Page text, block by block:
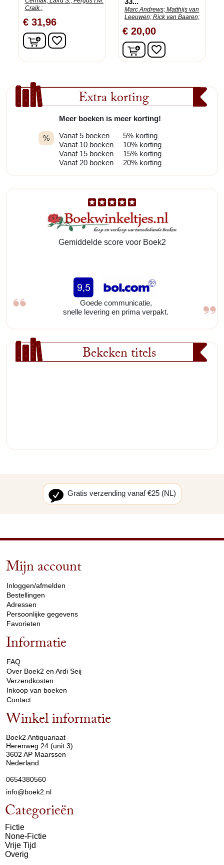
Extra korting
%
Meer boeken is meer korting!
Vanaf 5 boeken
Vanaf 10 boeken
Vanaf 15 boeken
Vanaf 20 boeken
5% korting
10% korting
15% korting
20% korting
Gemiddelde score voor Boek2
Goede communicatie,
snelle levering en prima verpakt.
Bekeken titels
Craik.;
€ 31,96
In winkelwagen
favorite_border
Marc Andrews; Matthijs van
Leeuwen; Rick van Baaren;
€ 20,00
In winkelwagen
favorite_border
Gratis verzending vanaf €25 (NL)
Mijn account
Inloggen/afmelden
Bestellingen
Adressen
Persoonlijke gegevens
Favorieten
Informatie
FAQ
Over Boek2 en Ardi Seij
Verzendkosten
Inkoop van boeken
Contact
Winkel informatie
Boek2 Antiquariaat
Herenweg 24 (unit 3)
3602 AP Maarssen
Nederland
0654380560
info@boek2.nl
Categorieën
Fictie
None-Fictie
Vrije Tijd
Overig